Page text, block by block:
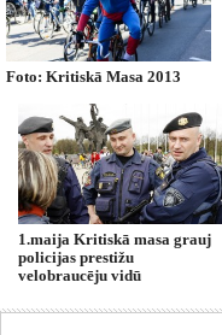
Foto: Kritiskā Masa 2013
1.maija Kritiskā masa grauj
policijas prestižu
velobraucēju vidū